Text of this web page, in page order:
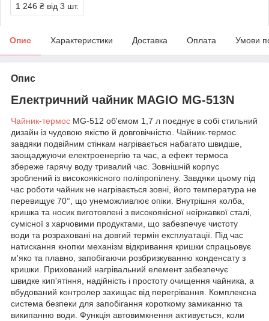
1 246 ₴ від 3 шт.
Опис Характеристики Доставка Оплата Умови
Опис
Електричний чайник MAGIO MG-513N
Чайник-термос MG-512 об'ємом 1,7 л поєднує в собі стильний
дизайн із чудовою якістю й довговічністю. Чайник-термос
завдяки подвійним стінкам нагрівається набагато швидше,
заощаджуючи електроенергію та час, а ефект термоса
збереже гарячу воду тривалий час. Зовнішній корпус
зроблений із високоякісного поліпропілену. Завдяки цьому під
час роботи чайник не нагрівається зовні, його температура не
перевищує 70°, що унеможливлює опіки. Внутрішня колба,
кришка та носик виготовлені з високоякісної неіржавкої сталі,
сумісної з харчовими продуктами, що забезпечує чистоту
води та розраховані на довгий термін експлуатації. Під час
натискання кнопки механізм відкривання кришки спрацьовує
м'яко та плавно, запобігаючи розбризкуванню конденсату з
кришки. Прихований нагрівальний елемент забезпечує
швидке кип'ятіння, надійність і простоту очищення чайника, а
вбудований контролер захищає від перегрівання. Комплексна
система безпеки для запобігання короткому замиканню та
википанню води. Функція автовимкнення активується, коли